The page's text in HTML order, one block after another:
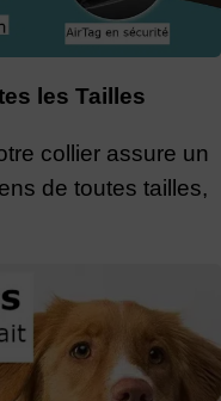
les Tailles
collier assure un
de toutes tailles,